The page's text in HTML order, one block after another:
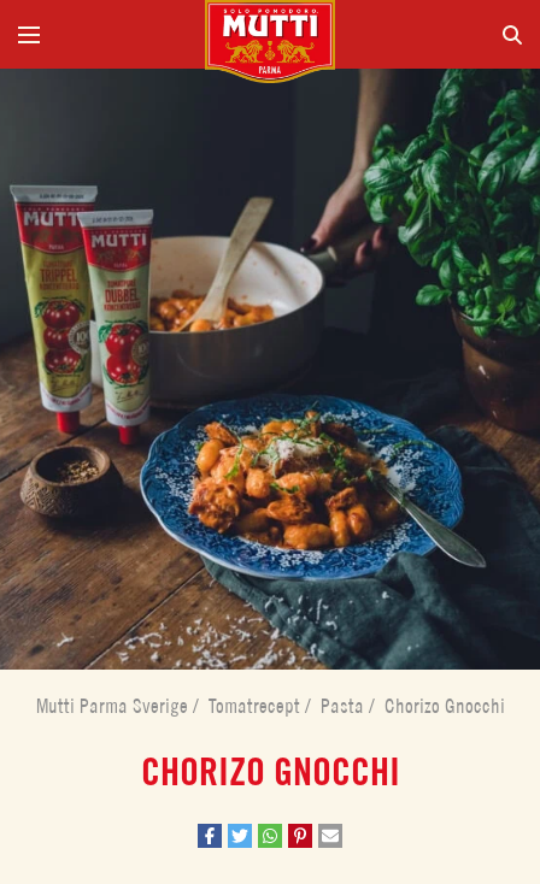
Mutti Parma Sverige / Tomatrecept / Pasta / Chorizo Gnocchi
CHORIZO GNOCCHI